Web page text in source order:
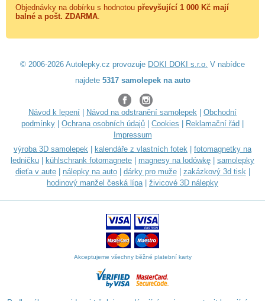
Objednávky na dobírku s hodnotou převyšující 1 000 Kč mají
balné a pošt. ZDARMA.
© 2006-2026 Autolepky.cz provozuje DOKI DOKI s.r.o. V nabídce
najdete 5317 samolepek na auto
Návod k lepení Návod na odstranění samolepek
Obchodní
podmínky
Ochrana osobních údajů Cookies Reklamační řád
Impressum
výroba 3D samolepek
kalendáře z vlastních fotek
fotomagnetky na
ledničku
kühlschrank fotomagnete magnesy na lodówkę
samolepky
dieťa v aute| nálepky na auto| dárky pro muže| zakázkový 3d tisk|
hodinový manžel česká lípa| živicové 3D nálepky
Akceptujeme všechny běžné platební karty